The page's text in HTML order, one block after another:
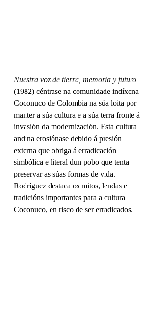
Nuestra voz de tierra, memoria y futuro
(1982) céntrase na comunidade indíxena
Coconuco de Colombia na súa loita por
manter a súa cultura e a súa terra fronte á
invasión da modernización. Esta cultura
andina erosiónase debido á presión
externa que obriga á erradicación
simbólica e literal dun pobo que tenta
preservar as súas formas de vida.
Rodríguez destaca os mitos, lendas e
tradicións importantes para a cultura
Coconuco, en risco de ser erradicados.